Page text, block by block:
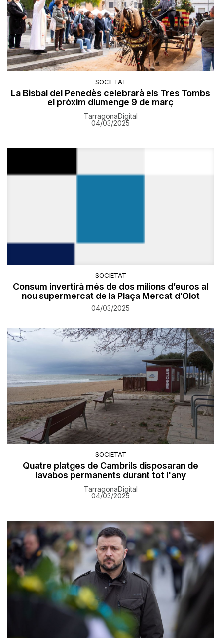
SOCIETAT
La Bisbal del Penedès celebrarà els Tres Tombs
el pròxim diumenge 9 de març
TarragonaDigital
04/03/2025
SOCIETAT
Consum invertirà més de dos milions d’euros al
nou supermercat de la Plaça Mercat d’Olot
04/03/2025
SOCIETAT
Quatre platges de Cambrils disposaran de
lavabos permanents durant tot l'any
TarragonaDigital
04/03/2025